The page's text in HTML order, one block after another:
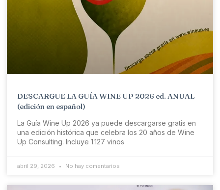
DESCARGUE LA GUÍA WINE UP 2026 ed. ANUAL
(edición en español)
La Guía Wine Up 2026 ya puede descargarse gratis en
una edición histórica que celebra los 20 años de Wine
Up Consulting. Incluye 1.127 vinos
abril 29, 2026 No hay comentarios